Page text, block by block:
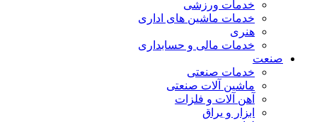
خدمات ورزشی
خدمات ماشین های اداری
هنری
خدمات مالی و حسابداری
صنعت
خدمات صنعتی
ماشین آلات صنعتی
آهن آلات و فلزات
ابزار و یراق